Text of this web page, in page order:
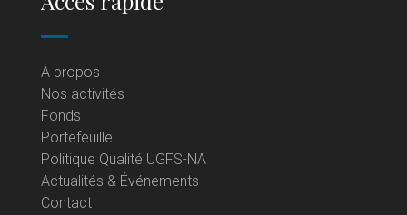
À propos
Nos activités
Fonds
Portefeuille
Politique Qualité UGFS-NA
Actualités & Événements
Contact